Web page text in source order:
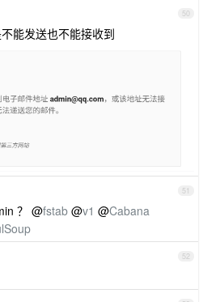
50
能发送也不能接收到
51
？ @fstab @v1 @Cabana
52